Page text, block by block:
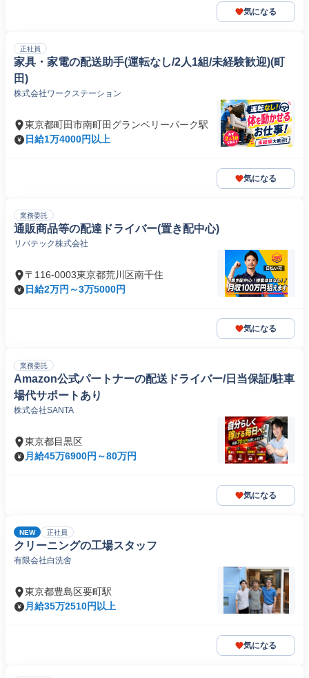
気になる
正社員
家具・家電の配送助手(運転なし/2人1組/未経験歓迎)(町
田)
株式会社ワークステーション
東京都町田市南町田グランベリーパーク駅
日給1万4000円以上
気になる
業務委託
通販商品等の配達ドライバー(置き配中心)
リバテック株式会社
〒116-0003東京都荒川区南千住
日給2万円～3万5000円
気になる
業務委託
Amazon公式パートナーの配送ドライバー/日当保証/駐車
場代サポートあり
株式会社SANTA
東京都目黒区
月給45万6900円～80万円
気になる
NEW 正社員
クリーニングの工場スタッフ
有限会社白洗舍
東京都豊島区要町駅
月給35万2510円以上
気になる